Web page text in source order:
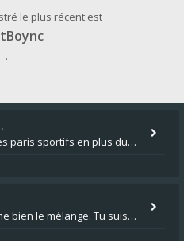
le plus récent est
.
Salut Cosmostar, Bienvenue ! Les paris sportifs en plus du poker, c'est ce que je fais aussi. Surtout la NBA, je mise su
Salut Alain, Rugby et poker, j'aime bien le mélange. Tu suis le rugby du coin ? Moi j'essaie d'aller voir des matchs de